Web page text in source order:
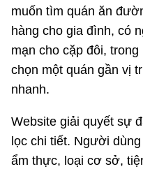
muốn tìm quán ăn
hàng cho gia đình, có
mạn cho cặp đôi,
chọn một quán gần vị
nhanh.
Website giải quyết sự
lọc chi tiết. Người
ẩm thực, loại cơ sở,